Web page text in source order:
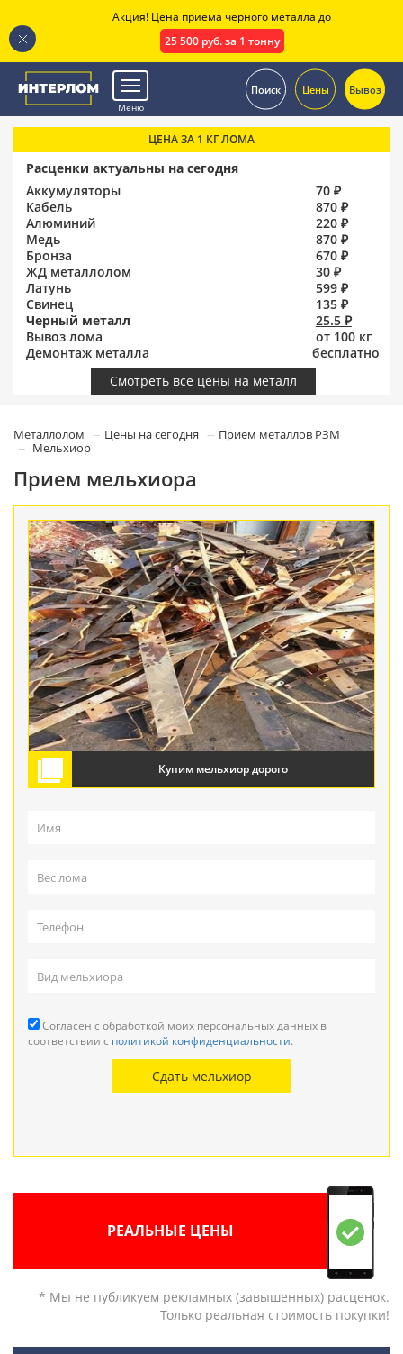
Меню
Поиск Цены Вывоз
ЦЕНА ЗА 1 КГ ЛОМА
Расценки актуальны на сегодня
Аккумуляторы
70 ₽
Кабель
870 ₽
Алюминий
220 ₽
Медь
870 ₽
Бронза
670 ₽
ЖД металлолом
30 ₽
Латунь
599 ₽
Свинец
135 ₽
Черный металл
25.5 ₽
Вывоз лома
от 100 кг
Демонтаж металла
бесплатно
Смотреть все цены на металл
Металлолом Цены на сегодня
Прием металлов РЗМ
Мельхиор
Прием мельхиора
Купим мельхиор дорого
Согласен с обработкой моих персональных данных в
соответствии с политикой конфиденциальности.
РЕАЛЬНЫЕ ЦЕНЫ
* Мы не публикуем рекламных (завышенных) расценок.
Только реальная стоимость покупки!
Акция! Цена приема черного металла до
25 500 руб. за 1 тонну
.